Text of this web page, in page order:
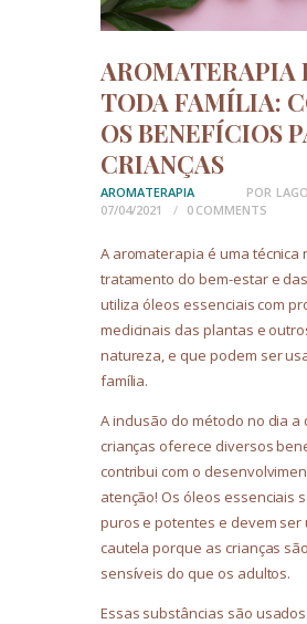
AROMATERAPIA
TODA FAMÍLIA:
OS BENEFÍCIOS
CRIANÇAS
AROMATERAPIA POR
07/04/2021
0 COMMENTS
A aromaterapia é uma técnica
tratamento do bem-estar e
utiliza óleos essenciais com
medicinais das plantas e
natureza, e que podem ser
família.
A inclusão do método no dia a
crianças oferece diversos
contribui com o
atenção! Os óleos essenciais
puros e potentes e devem ser
cautela porque as crianças
sensíveis do que os adultos.
Essas substâncias são